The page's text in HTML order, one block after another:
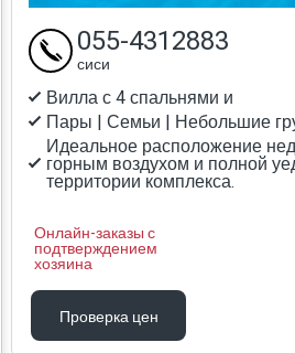
Вилла с 4 спальнями и
Пары | Семьи | Небольшие
Идеальное расположение
горным воздухом и полной
территории комплекса.
Онлайн-заказы с
подтверждением
хозяина
055-4312883
сиси
Проверка цен